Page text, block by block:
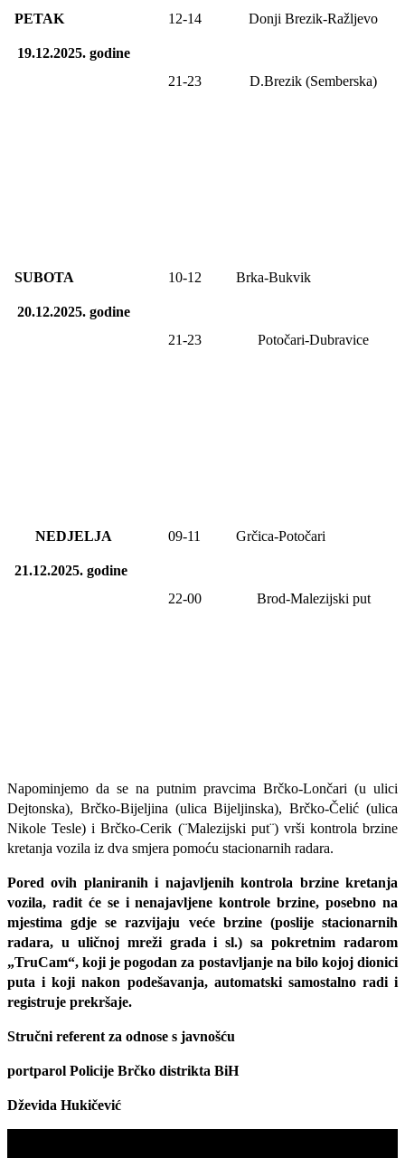
PETAK
19.12.2025. godine
12-14 Donji Brezik-Ražljevo
21-23 D.Brezik (Semberska)
SUBOTA
20.12.2025. godine
10-12 Brka-Bukvik
21-23 Potočari-Dubravice
NEDJELJA
21.12.2025. godine
09-11 Grčica-Potočari
22-00 Brod-Malezijski put
Napominjemo da se na putnim pravcima Brčko-Lončari (u ulici
Dejtonska), Brčko-Bijeljina (ulica Bijeljinska), Brčko-Čelić (ulica
Nikole Tesle) i Brčko-Cerik (¨Malezijski put¨) vrši kontrola brzine
kretanja vozila iz dva smjera pomoću stacionarnih radara.
Pored ovih planiranih i najavljenih kontrola brzine kretanja
vozila, radit će se i nenajavljene kontrole brzine, posebno na
mjestima gdje se razvijaju veće brzine (poslije stacionarnih
radara, u uličnoj mreži grada i sl.) sa pokretnim radarom
„TruCam“, koji je pogodan za postavljanje na bilo kojoj dionici
puta i koji nakon podešavanja, automatski samostalno radi i
registruje prekršaje.
Stručni referent za odnose s javnošću
portparol Policije Brčko distrikta BiH
Dževida Hukičević